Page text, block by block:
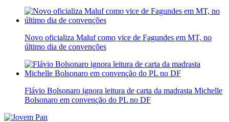
Novo oficializa Maluf como vice de Fagundes em MT, no
último dia de convenções
Flávio Bolsonaro ignora leitura de carta da madrasta Michelle
Bolsonaro em convenção do PL no DF